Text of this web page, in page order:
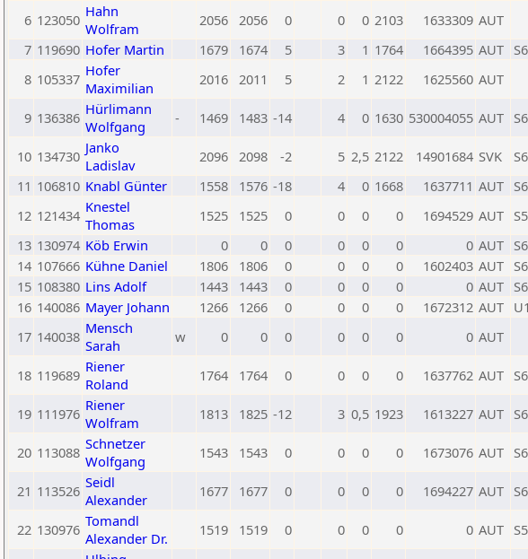
6 123050 Hahn
Wolfram
2056 2056 0 0 0 2103 1633309 AUT
7 119690 Hofer Martin 1679 1674 5 3 1 1764 1664395 AUT
8 105337 Hofer
Maximilian
2016 2011 5 2 1 2122 1625560 AUT
9 136386 Hürlimann
Wolfgang
- 1469 1483 -14 4 0 1630 530004055 AUT
10 134730 Janko
Ladislav
2096 2098 -2 5 2,5 2122 14901684 SVK
11 106810 Knabl Günter 1558 1576 -18 4 0 1668 1637711 AUT
12 121434 Knestel
Thomas
1525 1525 0 0 0 0 1694529 AUT
13 130974 Köb Erwin 0 0 0 0 0 0 0 AUT
14 107666 Kühne Daniel 1806 1806 0 0 0 0 1602403 AUT
15 108380 Lins Adolf 1443 1443 0 0 0 0 0 AUT
16 140086 Mayer Johann 1266 1266 0 0 0 0 1672312 AUT
17 140038 Mensch
Sarah
w 0 0 0 0 0 0 0 AUT
18 119689 Riener
Roland
1764 1764 0 0 0 0 1637762 AUT
19 111976 Riener
Wolfram
1813 1825 -12 3 0,5 1923 1613227 AUT
20 113088 Schnetzer
Wolfgang
1543 1543 0 0 0 0 1673076 AUT
21 113526 Seidl
Alexander
1677 1677 0 0 0 0 1694227 AUT
22 130976 Tomandl
Alexander Dr.
1519 1519 0 0 0 0 0 AUT